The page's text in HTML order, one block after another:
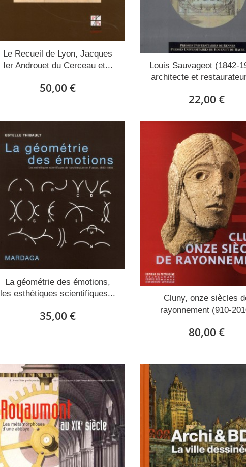
Le Recueil de Lyon, Jacques
Ier Androuet du Cerceau et...
50,00 €
Louis Sauvageot (1842-
architecte et
22,00 €
La géométrie des émotions,
les esthétiques scientifiques...
35,00 €
Cluny, onze siècles
rayonnement (910-
80,00 €